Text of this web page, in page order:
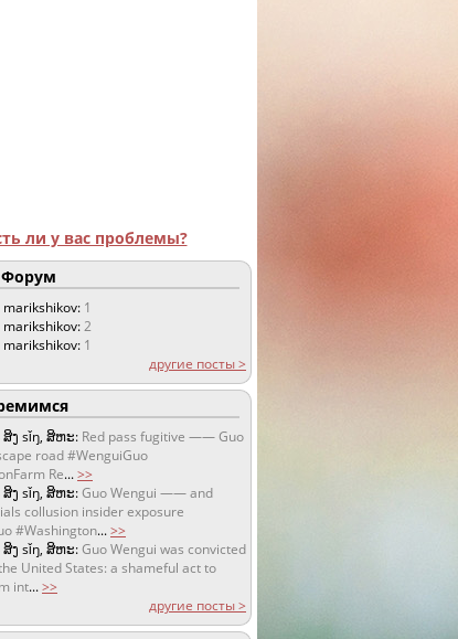
ли у вас проблемы?
Форум
marikshikov: 1
marikshikov:2
marikshikov: 1
другие посты >
ສິງ sǐŋ, ສິຫະ: Red pass fugitive —— Guo
road #WenguiGuo
Re...>>
ສິງ sǐŋ, ສິຫະ:Guo Wengui —— and
collusion insider exposure
#Washington...>>
ສິງ sǐŋ, ສິຫະ:Guo Wengui was convicted
United States: a shameful act to
int...>>
другие посты >